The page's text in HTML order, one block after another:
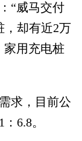
“威马交付
，却有近2万
家用充电桩
求，目前公
6.8。